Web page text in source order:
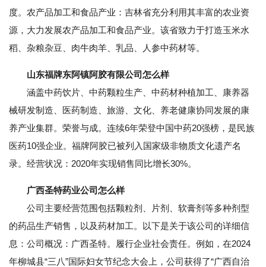
度。农产品加工和食品产业：吉林省充分利用其丰富的农业资
源，大力发展农产品加工和食品产业。该省致力于打造玉米水
稻、杂粮杂豆、肉牛肉羊、乳品、人参中药材等。
山东福牌东阿镇阿胶有限公司怎么样
涵盖中药饮片、中药颗粒生产、中药材种植加工、康养器
械研发制造、医药制造、旅游、文化、养老健康协同发展的康
养产业集群。荣誉与成。连续6年荣登中国中药20强榜，是民族
医药10强企业。福牌阿胶已被列入国家级非物质文化遗产名
录。经营状况：2020年实现销售同比增长30%。
广西圣特药业公司怎么样
公司主要经营范围包括颗粒剂、片剂、软膏剂等多种剂型
的药品生产销售，以及药材加工。以下是关于该公司的详细信
息：公司概况：广西圣特。履行企业社会责任。例如，在2024
年柳城县“三八”国际妇女节纪念大会上，公司获得了“广西自治